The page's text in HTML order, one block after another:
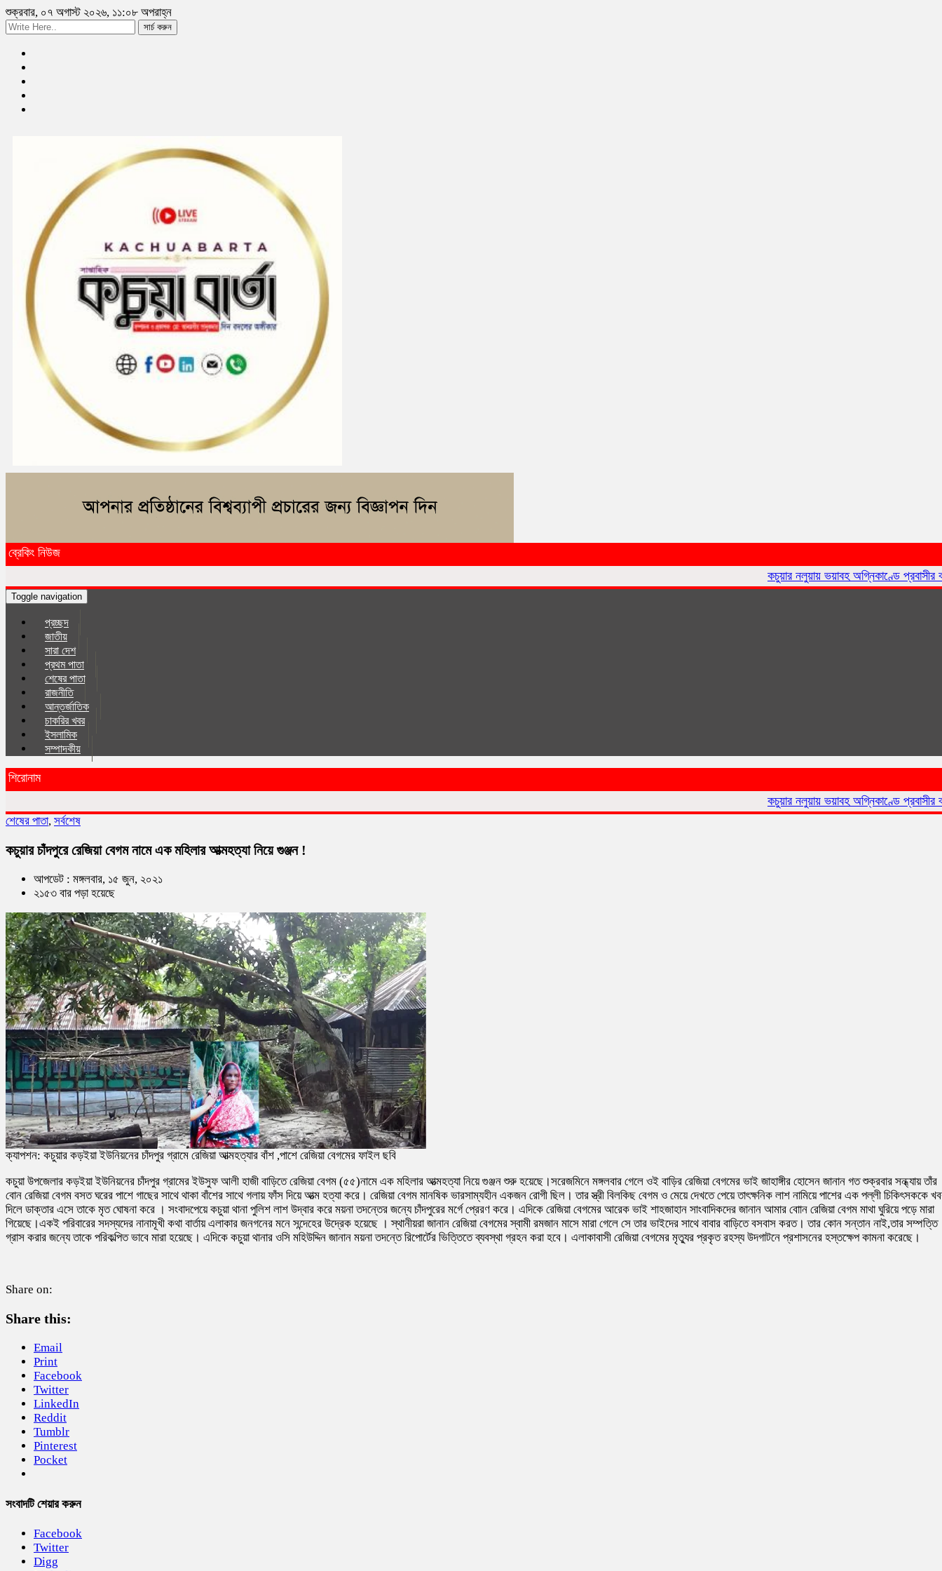
শুক্রবার, ০৭ অগাস্ট ২০২৬, ১১:০৮ অপরাহ্ন
সার্চ করুন
ব্রেকিং নিউজ
কচুয়ার নলুয়ায় ভয়াবহ অগ্নিকাণ্ডে প্রবাসীর বসত ঘর
Toggle navigation
প্রচ্ছদ
জাতীয়
সারা দেশ
প্রথম পাতা
শেষের পাতা
রাজনীতি
আন্তর্জাতিক
চাকরির খবর
ইসলা‌মিক
সম্পাদকীয়
শিরোনাম
কচুয়ার নলুয়ায় ভয়াবহ অগ্নিকাণ্ডে প্রবাসীর বসত ঘর
শেষের পাতা, সর্বশেষ
কচুয়ার চাঁদপুরে রেজিয়া বেগম নামে এক মহিলার আত্মহত্যা নিয়ে গুঞ্জন !
আপডেট : মঙ্গলবার, ১৫ জুন, ২০২১
২১৫৩ বার পড়া হয়েছে
ক্যাপশন: কচুয়ার কড়ইয়া ইউনিয়নের চাঁদপুর গ্রামে রেজিয়া আত্মহত্যার বাঁশ ,পাশে রেজিয়া বেগমের ফাইল ছবি
কচুয়া উপজেলার কড়ইয়া ইউনিয়নের চাঁদপুর গ্রামের ইউসুফ আলী হাজী বাড়িতে রেজিয়া বেগম (৫৫)নামে এক মহিলার আত্মহত্যা নিয়ে গুঞ্জন শুরু হয়েছে।সরেজমিনে মঙ্গলবার গেলে ওই বাড়ির রেজিয়া বেগমের ভাই জাহাঙ্গীর হোসেন জানান গত শুক্রবার সন্ধ্যায় তাঁর
বোন রেজিয়া বেগম বসত ঘরের পাশে গাছের সাথে থাকা বাঁশের সাথে গলায় ফাঁস দিয়ে আত্ম হত্যা করে। রেজিয়া বেগম মানষিক ভারসাম্যহীন একজন রোগী ছিল। তার স্ত্রী বিলকিছ বেগম ও মেয়ে দেখতে পেয়ে তাৎক্ষনিক লাশ নামিয়ে পাশের এক পল্লী চিকিৎসককে
দিলে ডাক্তার এসে তাকে মৃত ঘোষনা করে । সংবাদপেয়ে কচুয়া থানা পুলিশ লাশ উদ্বার করে ময়না তদন্তের জন্যে চাঁদপুরের মর্গে প্রেরণ করে। এদিকে রেজিয়া বেগমের আরেক ভাই শাহজাহান সাংবাদিকদের জানান আমার বোান রেজিয়া বেগম মাথা ঘুরিয়ে পড়ে মারা
গিয়েছে।একই পরিবারের সদস্যদের নানামূখী কথা বার্তায় এলাকার জনগনের মনে সন্দেহের উদ্রেক হয়েছে । স্থানীয়রা জানান রেজিয়া বেগমের স্বামী রমজান মাসে মারা গেলে সে তার ভাইদের সাথে বাবার বাড়িতে বসবাস করত। তার কোন সন্তান নাই,তার সম্পত্তি
গ্রাস করার জন্যে তাকে পরিকল্পিত ভাবে মারা হয়েছে। এদিকে কচুয়া থানার ওসি মহিউদ্দিন জানান ময়না তদন্তে রিপোর্টের ভিত্তিতে ব্যবস্থা গ্রহন করা হবে। এলাকাবাসী রেজিয়া বেগমের মৃত্যুর প্রকৃত রহস্য উদগাটনে প্রশাসনের হস্তক্ষেপ কামনা করেছে।
Share on:
Share this:
Email
Print
Facebook
Twitter
LinkedIn
Reddit
Tumblr
Pinterest
Pocket
সংবাদটি শেয়ার করুন
Facebook
Twitter
Digg